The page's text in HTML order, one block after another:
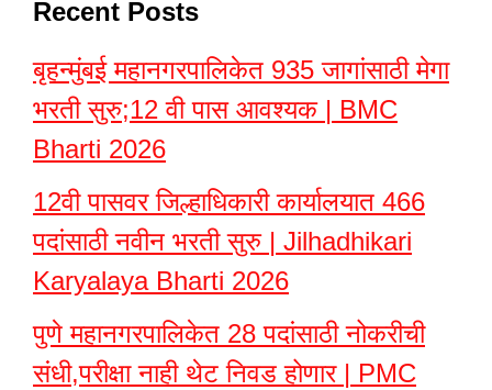
Recent Posts
बृहन्मुंबई महानगरपालिकेत 935 जागांसाठी मेगा
भरती सुरु;12 वी पास आवश्यक | BMC
Bharti 2026
12वी पासवर जिल्हाधिकारी कार्यालयात 466
पदांसाठी नवीन भरती सुरु | Jilhadhikari
Karyalaya Bharti 2026
पुणे महानगरपालिकेत 28 पदांसाठी नोकरीची
संधी,परीक्षा नाही थेट निवड होणार | PMC